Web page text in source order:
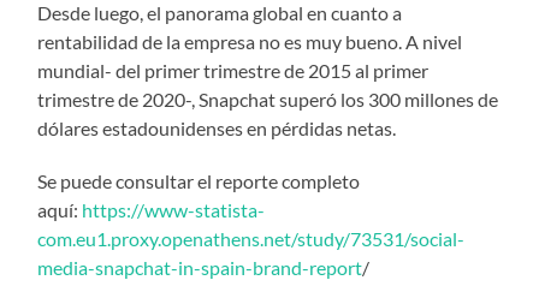
Desde luego, el panorama global en cuanto a
rentabilidad de la empresa no es muy bueno. A nivel
mundial- del primer trimestre de 2015 al primer
trimestre de 2020-, Snapchat superó los 300 millones de
dólares estadounidenses en pérdidas netas.
Se puede consultar el reporte completo
aquí: https://www-statista-
com.eu1.proxy.openathens.net/study/73531/social-
media-snapchat-in-spain-brand-report/